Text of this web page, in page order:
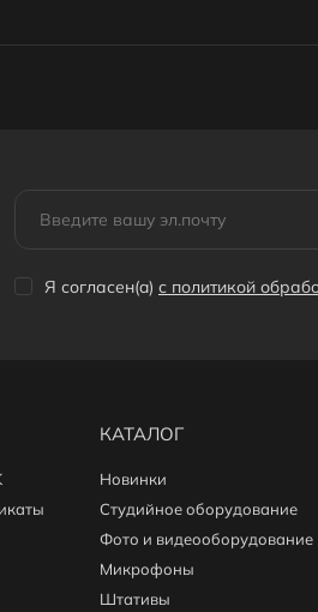
Я согласен(a) с политикой
КАТАЛОГ
Новинки
Студийное оборудование
Фото и видеооборудование
Микрофоны
Штативы